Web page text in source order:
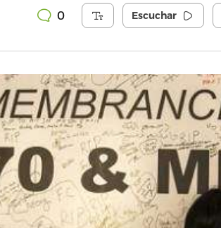
0 Escuchar